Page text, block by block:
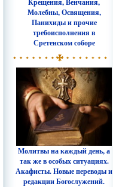
Крещения, Венчания,
Молебны, Освящения,
Панихиды и прочие
требоисполнения в
Сретенском соборе
Молитвы на каждый день, а
так же в особых ситуациях.
Акафисты. Новые переводы и
редакции Богослужений.